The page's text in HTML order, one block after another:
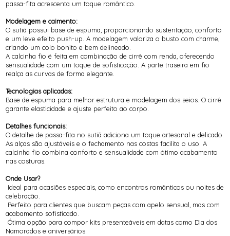
passa-fita acrescenta um toque romântico.
Modelagem e caimento:
O sutiã possui base de espuma, proporcionando sustentação, conforto
e um leve efeito push-up. A modelagem valoriza o busto com charme,
criando um colo bonito e bem delineado.
A calcinha fio é feita em combinação de cirrê com renda, oferecendo
sensualidade com um toque de sofisticação. A parte traseira em fio
realça as curvas de forma elegante.
Tecnologias aplicadas:
Base de espuma para melhor estrutura e modelagem dos seios. O cirrê
garante elasticidade e ajuste perfeito ao corpo.
Detalhes funcionais:
O detalhe de passa-fita no sutiã adiciona um toque artesanal e delicado.
As alças são ajustáveis e o fechamento nas costas facilita o uso. A
calcinha fio combina conforto e sensualidade com ótimo acabamento
nas costuras.
Onde Usar?
Ideal para ocasiões especiais, como encontros românticos ou noites de
celebração.
Perfeito para clientes que buscam peças com apelo sensual, mas com
acabamento sofisticado.
Ótima opção para compor kits presenteáveis em datas como Dia dos
Namorados e aniversários.